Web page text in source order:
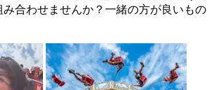
合わせませんか？一緒の方が良いもの